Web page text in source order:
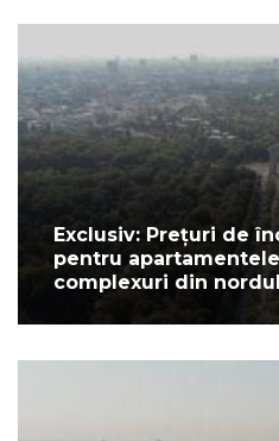
Exclusiv: Prețuri de
pentru
complexuri din